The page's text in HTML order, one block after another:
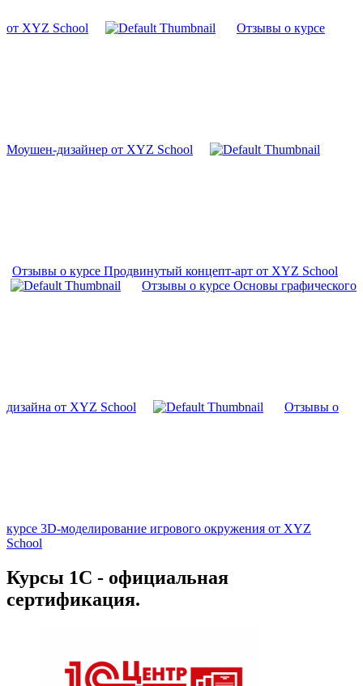
от XYZ School Отзывы о курсе
Моушен-дизайнер от XYZ School
Отзывы о курсе Продвинутый концепт-арт от XYZ School
Отзывы о курсе Основы графического
дизайна от XYZ School Отзывы о
курсе 3D-моделирование игрового окружения от XYZ
School
Курсы 1С - официальная
сертификация.